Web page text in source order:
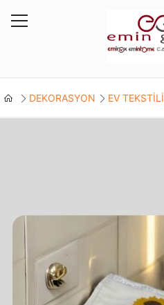
DEKORASYON EV TEKSTİLİ